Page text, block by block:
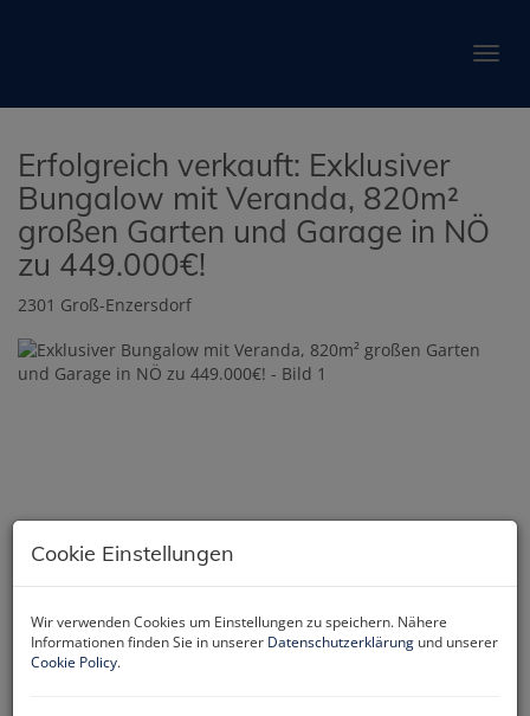
Erfolgreich verkauft: Exklusiver
Bungalow mit Veranda, 820m²
großen Garten und Garage in NÖ
zu 449.000€!
2301 Groß-Enzersdorf
Cookie Einstellungen
Wir verwenden Cookies um Einstellungen zu speichern. Nähere
Informationen finden Sie in unserer Datenschutzerklärung und unserer
Cookie Policy.